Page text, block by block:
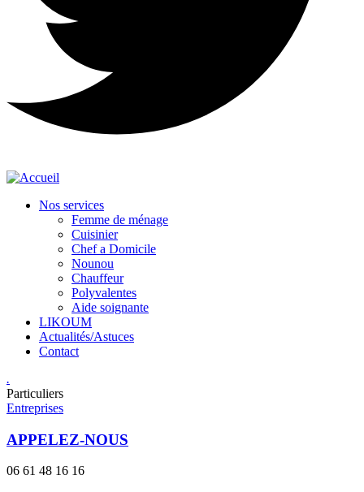
Nos services
Femme de ménage
Cuisinier
Chef a Domicile
Nounou
Chauffeur
Polyvalentes
Aide soignante
LIKOUM
Actualités/Astuces
Contact
.
Particuliers
Entreprises
APPELEZ-NOUS
06 61 48 16 16